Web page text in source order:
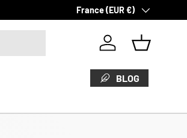
Pays
France (EUR €)
Se connecter
Panier
BLOG